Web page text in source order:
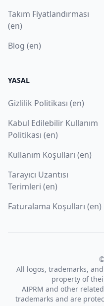
Takım Fiyatlandırması
(en)
Blog (en)
YASAL
Gizlilik Politikası (en)
Kabul Edilebilir Kullanım
Politikası (en)
Kullanım Koşulları (en)
Tarayıcı Uzantısı
Terimleri (en)
Faturalama Koşulları (en)
All logos, trademarks,
property of
AIPRM and other
trademarks and are